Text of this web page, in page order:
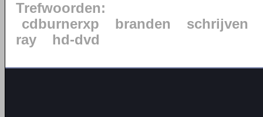
Trefwoorden:
cdburnerxp
branden
schrijven
ray
hd-dvd